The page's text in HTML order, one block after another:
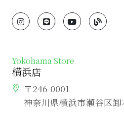
Yokohama Store
横浜店
〒246-0001
神奈川県横浜市瀬谷区